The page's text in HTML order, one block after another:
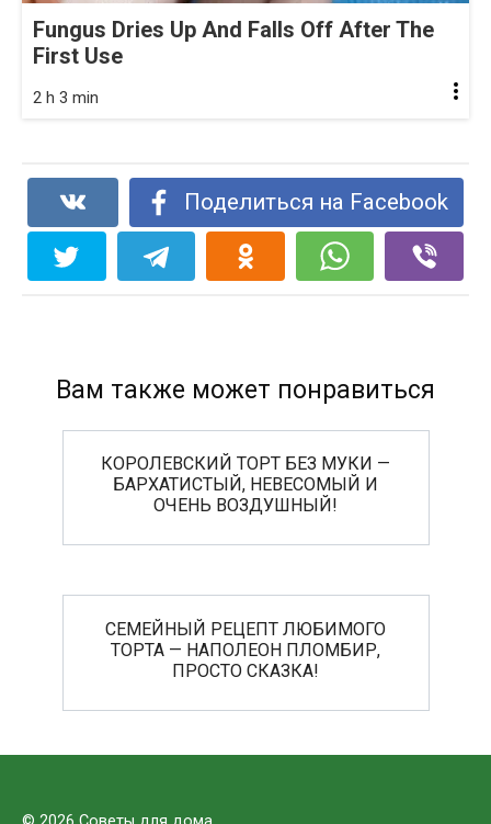
Fungus Dries Up And Falls Off After The
First Use
2 h 3 min
Поделиться на Facebook
Вам также может понравиться
КОРОЛЕВСКИЙ ТОРТ БЕЗ МУКИ —
БАРХАТИСТЫЙ, НЕВЕСОМЫЙ И
ОЧЕНЬ ВОЗДУШНЫЙ!
СЕМЕЙНЫЙ РЕЦЕПТ ЛЮБИМОГО
ТОРТА — НАПОЛЕОН ПЛОМБИР,
ПРОСТО СКАЗКА!